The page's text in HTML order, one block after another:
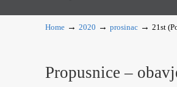
Home → 2020 → prosinac → 21st
Propusnice –